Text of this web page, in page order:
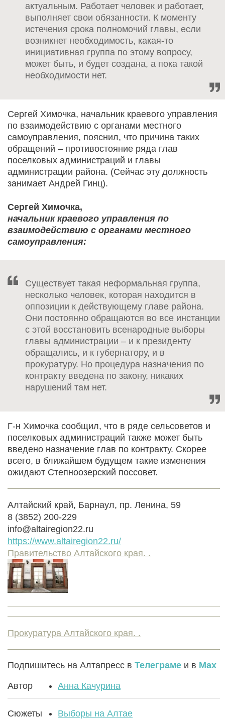
актуальным. Работает человек и работает,
выполняет свои обязанности. К моменту
истечения срока полномочий главы, если
возникнет необходимость, какая-то
инициативная группа по этому вопросу,
может быть, и будет создана, а пока такой
необходимости нет.
Сергей Химочка, начальник краевого управления
по взаимодействию с органами местного
самоуправления, пояснил, что причина таких
обращений – противостояние ряда глав
поселковых администраций и главы
администрации района. (Сейчас эту должность
занимает Андрей Гинц).
Сергей Химочка,
начальник краевого управления по
взаимодействию с органами местного
самоуправления:
Существует такая неформальная группа,
несколько человек, которая находится в
оппозиции к действующему главе района.
Они постоянно обращаются во все инстанции
с этой восстановить всенародные выборы
главы администрации – и к президенту
обращались, и к губернатору, и в
прокуратуру. Но процедура назначения по
контракту введена по закону, никаких
нарушений там нет.
Г-н Химочка сообщил, что в ряде сельсоветов и
поселковых администраций также может быть
введено назначение глав по контракту. Скорее
всего, в ближайшем будущем такие изменения
ожидают Степноозерский поссовет.
Алтайский край, Барнаул, пр. Ленина, 59
8 (3852) 200-229
info@altairegion22.ru
https://www.altairegion22.ru/
Правительство Алтайского края. .
Прокуратура Алтайского края. .
Подпишитесь на Алтапресс в Телеграме и в Max
Автор Анна Качурина
Сюжеты Выборы на Алтае